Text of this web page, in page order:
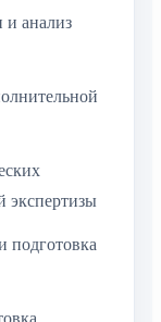
и анализ
экспертизы
подготовка